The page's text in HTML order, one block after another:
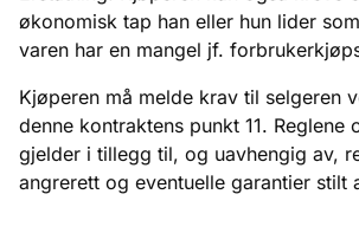
økonomisk tap han eller hun lider
varen har en mangel jf.
Kjøperen må melde krav til selgeren
denne kontraktens punkt 11. Reglene
gjelder i tillegg til, og uavhengig av,
angrerett og eventuelle garantier stilt